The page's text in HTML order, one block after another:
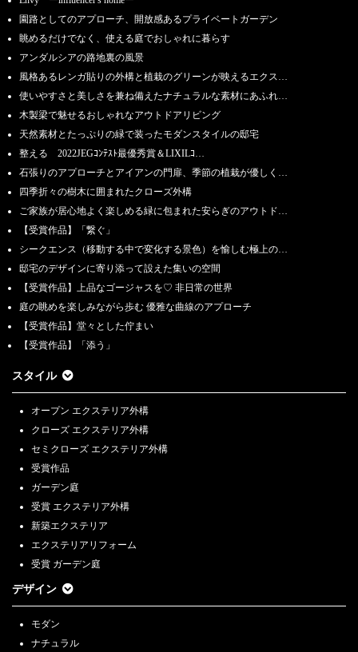
園路としてのアプローチ、開放感あるプライベートガーデン
眺めるだけでなく、使える庭でおしゃれに暮らす
アンダルシアの路地裏の風景
風格あるレンガ貼りの外構と植栽のグリーンが映えるエクス…
使いやすさと美しさを兼ね備えたナチュラルな素材にあふれ…
木製梁で魅せるおしゃれなアウトドアリビング
天然素材とたっぷりの緑で装ったモダンスタイルの邸宅
整える 2022JEGｺﾝﾃｽﾄ最優秀賞＆LIXILｺ…
石張りのアプローチとアイアンの門扉、季節の植栽が優しく…
四季折々の樹木に囲まれたクローズ外構
ご家族が居心地よく楽しめる緑に包まれた安らぎのアウトド…
【受賞作品】「繋ぐ」
シークエンス（移動する中で変化する景色）を愉しむ極上の…
邸宅のデザインに寄り添って設えた集いの空間
【受賞作品】上品なゴージャスを♡ 非日常の世界
庭の眺めを楽しみながら歩む 優雅な曲線のアプローチ
【受賞作品】堂々とした佇まい
【受賞作品】「添う」
スタイル
オープン エクステリア外構
クローズ エクステリア外構
セミクローズ エクステリア外構
受賞作品
ガーデン庭
受賞 エクステリア外構
新築エクステリア
エクステリアリフォーム
受賞 ガーデン庭
デザイン
モダン
ナチュラル